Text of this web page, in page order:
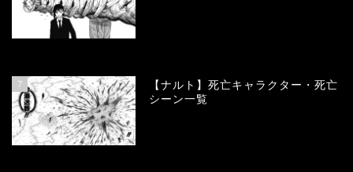
7
【ナルト】死亡キャラクター・死亡
シーン一覧